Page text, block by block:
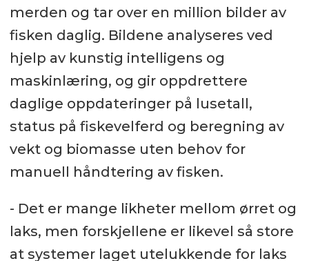
merden og tar over en million bilder av
fisken daglig. Bildene analyseres ved
hjelp av kunstig intelligens og
maskinlæring, og gir oppdrettere
daglige oppdateringer på lusetall,
status på fiskevelferd og beregning av
vekt og biomasse uten behov for
manuell håndtering av fisken.
- Det er mange likheter mellom ørret og
laks, men forskjellene er likevel så store
at systemer laget utelukkende for laks